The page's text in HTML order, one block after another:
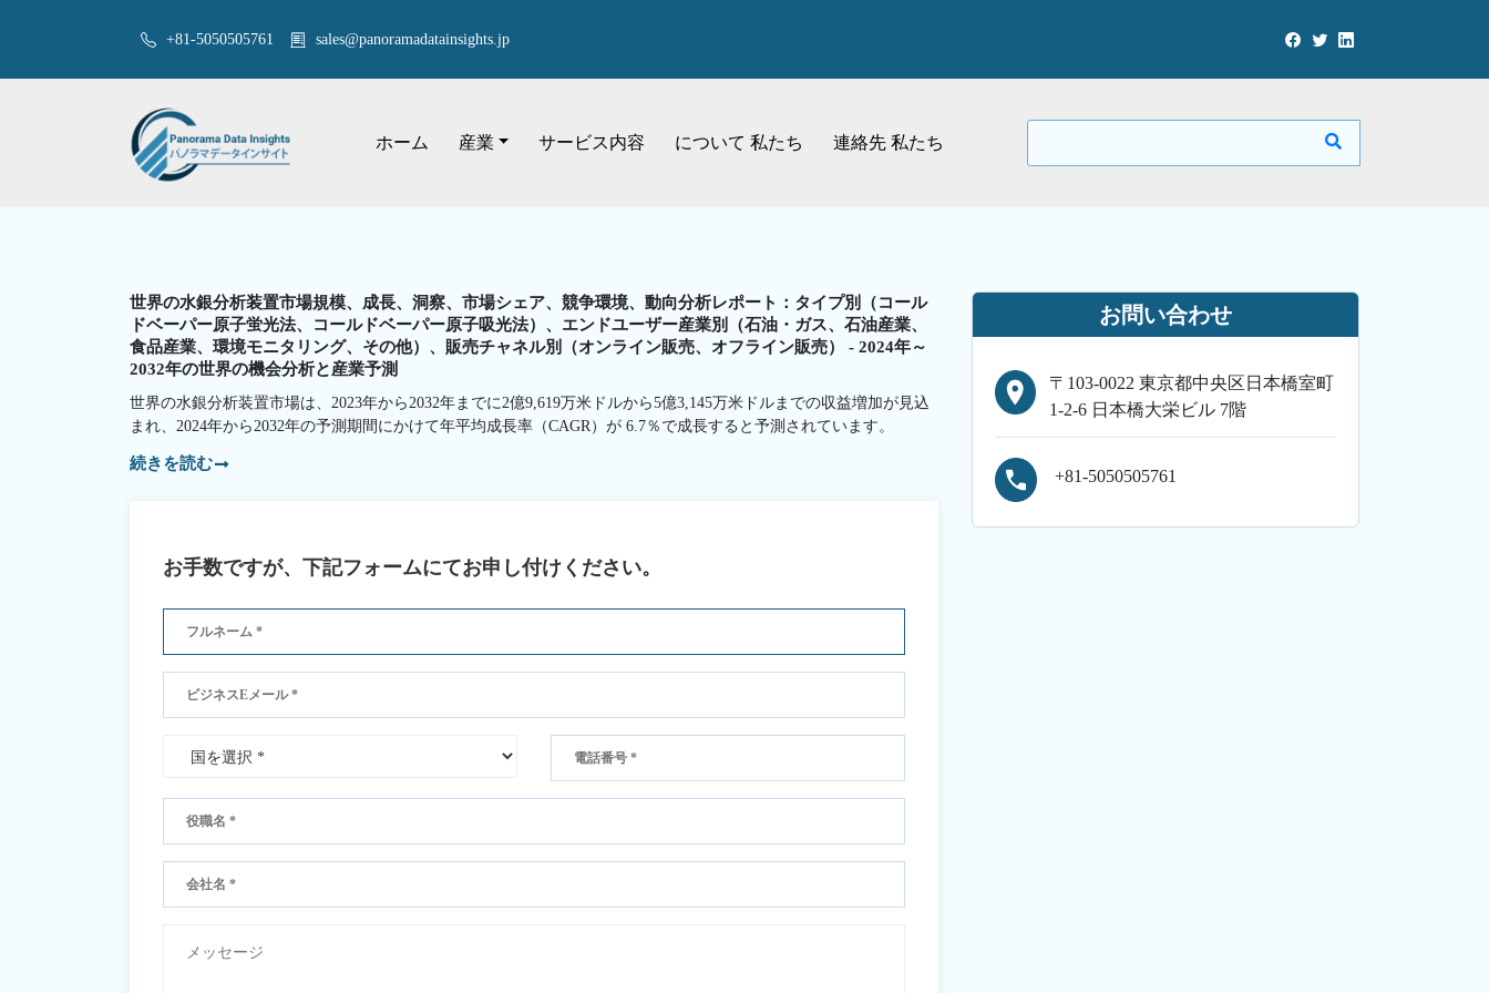
+81-5050505761 sales@panoramadatainsights.jp
ホーム 産業 サービス内容 について 私たち 連絡先 私たち
世界の水銀分析装置市場規模、成長、洞察、市場シェア、競争環境、動向分析レポート：タイプ別（コール
ドベーパー原子蛍光法、コールドベーパー原子吸光法）、エンドユーザー産業別（石油・ガス、石油産業、
食品産業、環境モニタリング、その他）、販売チャネル別（オンライン販売、オフライン販売） - 2024年～
2032年の世界の機会分析と産業予測
世界の水銀分析装置市場は、2023年から2032年までに2億9,619万米ドルから5億3,145万米ドルまでの収益増加が見込
まれ、2024年から2032年の予測期間にかけて年平均成長率（CAGR）が 6.7％で成長すると予測されています。
続きを読む
お手数ですが、下記フォームにてお申し付けください。
お問い合わせ
〒103-0022 東京都中央区日本橋室町
1-2-6 日本橋大栄ビル 7階
+81-5050505761